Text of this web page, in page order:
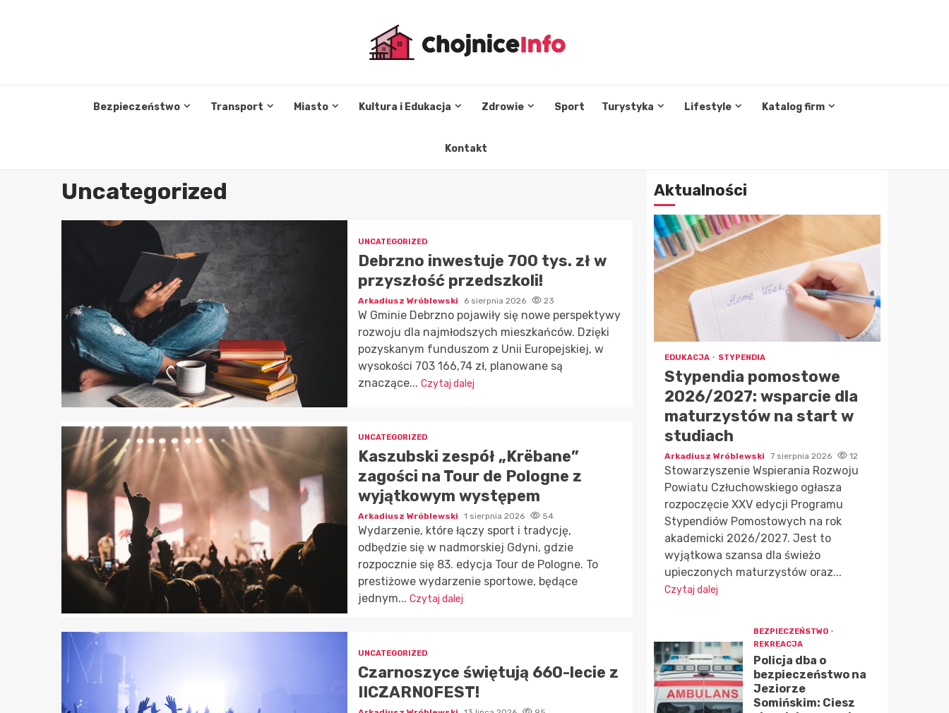
Bezpieczeństwo Transport Miasto Kultura i Edukacja Zdrowie Sport Turystyka Lifestyle Katalog firm
Kontakt
Uncategorized
UNCATEGORIZED
Debrzno inwestuje 700 tys. zł w
przyszłość przedszkoli!
Arkadiusz Wróblewski 6 sierpnia 2026 23
W Gminie Debrzno pojawiły się nowe perspektywy
rozwoju dla najmłodszych mieszkańców. Dzięki
pozyskanym funduszom z Unii Europejskiej, w
wysokości 703 166,74 zł, planowane są
znaczące... Czytaj dalej
UNCATEGORIZED
Kaszubski zespół „Krëbane”
zagości na Tour de Pologne z
wyjątkowym występem
Arkadiusz Wróblewski 1 sierpnia 2026 54
Wydarzenie, które łączy sport i tradycję,
odbędzie się w nadmorskiej Gdyni, gdzie
rozpocznie się 83. edycja Tour de Pologne. To
prestiżowe wydarzenie sportowe, będące
jednym... Czytaj dalej
UNCATEGORIZED
Czarnoszyce świętują 660-lecie z
IICZARNOFEST!
Aktualności
EDUKACJA STYPENDIA
Stypendia pomostowe
2026/2027: wsparcie dla
maturzystów na start w
studiach
Arkadiusz Wróblewski 7 sierpnia 2026 12
Stowarzyszenie Wspierania Rozwoju
Powiatu Człuchowskiego ogłasza
rozpoczęcie XXV edycji Programu
Stypendiów Pomostowych na rok
akademicki 2026/2027. Jest to
wyjątkowa szansa dla świeżo
upieczonych maturzystów oraz...
Czytaj dalej
BEZPIECZEŃSTWO
REKREACJA
Policja dba o
bezpieczeństwo na
Jeziorze
Somińskim: Ciesz